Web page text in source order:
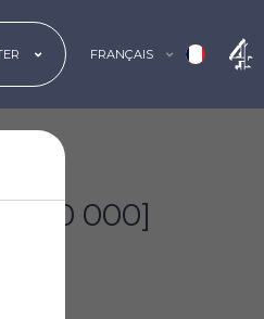
FRANÇAIS
300 000]